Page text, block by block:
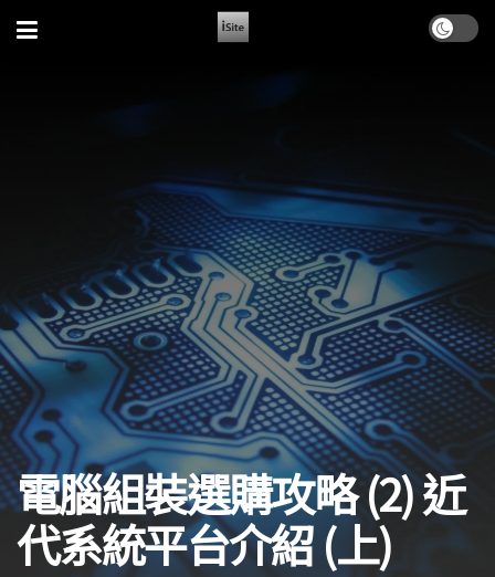
電腦組裝選購攻略 (2) 近
代系統平台介紹 (上)